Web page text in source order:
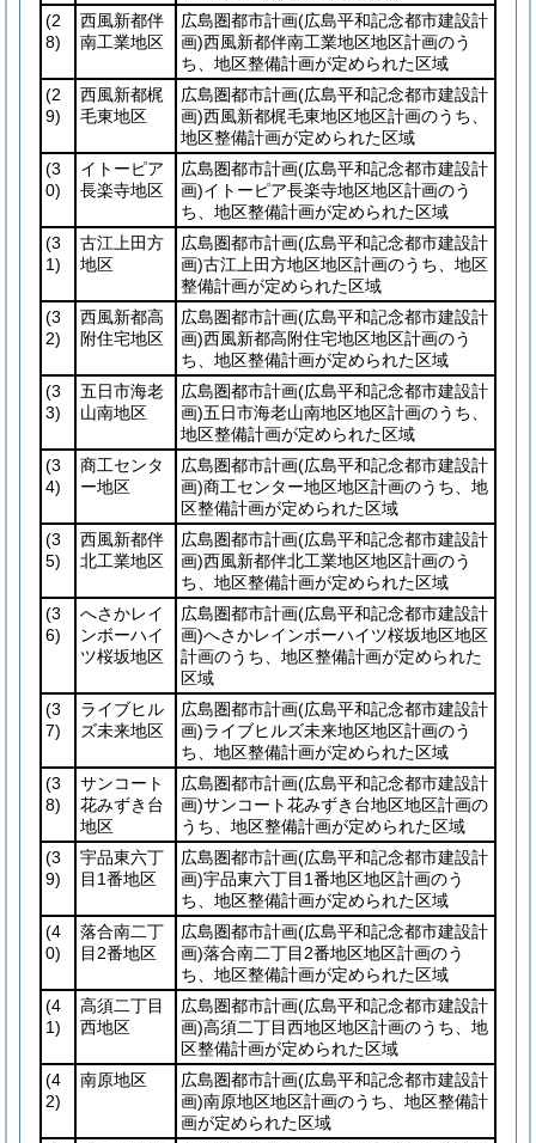
(2
8)
西風新都伴
南工業地区
広島圏都市計画(広島平和記念都市建設計
画)西風新都伴南工業地区地区計画のう
ち、地区整備計画が定められた区域
(2
9)
西風新都梶
毛東地区
広島圏都市計画(広島平和記念都市建設計
画)西風新都梶毛東地区地区計画のうち、
地区整備計画が定められた区域
(3
0)
イトーピア
長楽寺地区
広島圏都市計画(広島平和記念都市建設計
画)イトーピア長楽寺地区地区計画のう
ち、地区整備計画が定められた区域
(3
1)
古江上田方
地区
広島圏都市計画(広島平和記念都市建設計
画)古江上田方地区地区計画のうち、地区
整備計画が定められた区域
(3
2)
西風新都高
附住宅地区
広島圏都市計画(広島平和記念都市建設計
画)西風新都高附住宅地区地区計画のう
ち、地区整備計画が定められた区域
(3
3)
五日市海老
山南地区
広島圏都市計画(広島平和記念都市建設計
画)五日市海老山南地区地区計画のうち、
地区整備計画が定められた区域
(3
4)
商工センタ
ー地区
広島圏都市計画(広島平和記念都市建設計
画)商工センター地区地区計画のうち、地
区整備計画が定められた区域
(3
5)
西風新都伴
北工業地区
広島圏都市計画(広島平和記念都市建設計
画)西風新都伴北工業地区地区計画のう
ち、地区整備計画が定められた区域
(3
6)
へさかレイ
ンボーハイ
ツ桜坂地区
広島圏都市計画(広島平和記念都市建設計
画)へさかレインボーハイツ桜坂地区地区
計画のうち、地区整備計画が定められた
区域
(3
7)
ライブヒル
ズ未来地区
広島圏都市計画(広島平和記念都市建設計
画)ライブヒルズ未来地区地区計画のう
ち、地区整備計画が定められた区域
(3
8)
サンコート
花みずき台
地区
広島圏都市計画(広島平和記念都市建設計
画)サンコート花みずき台地区地区計画の
うち、地区整備計画が定められた区域
(3
9)
宇品東六丁
目1番地区
広島圏都市計画(広島平和記念都市建設計
画)宇品東六丁目1番地区地区計画のう
ち、地区整備計画が定められた区域
(4
0)
落合南二丁
目2番地区
広島圏都市計画(広島平和記念都市建設計
画)落合南二丁目2番地区地区計画のう
ち、地区整備計画が定められた区域
(4
1)
高須二丁目
西地区
広島圏都市計画(広島平和記念都市建設計
画)高須二丁目西地区地区計画のうち、地
区整備計画が定められた区域
(4
2)
南原地区 広島圏都市計画(広島平和記念都市建設計
画)南原地区地区計画のうち、地区整備計
画が定められた区域